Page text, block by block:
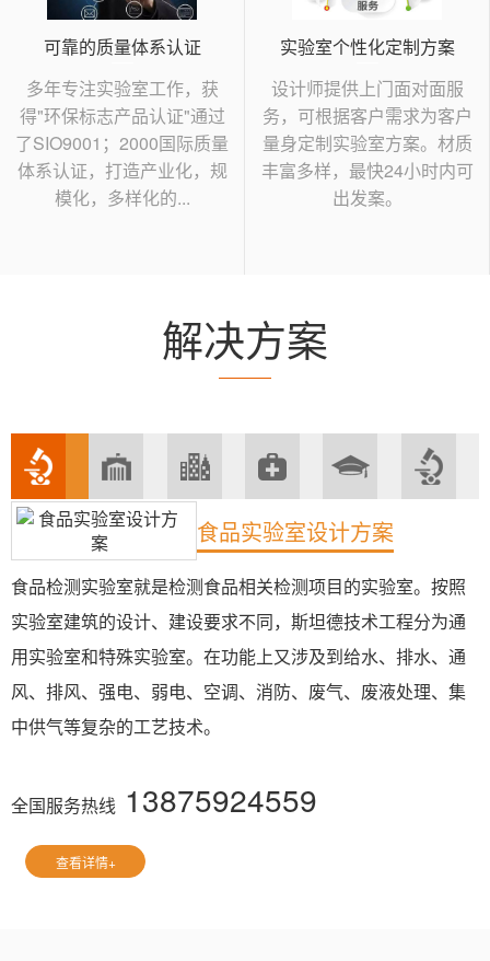
可靠的质量体系认证
多年专注实验室工作，获
得"环保标志产品认证"通过
了SIO9001；2000国际质量
体系认证，打造产业化，规
模化，多样化的...
实验室个性化定制方案
设计师提供上门面对面服
务，可根据客户需求为客户
量身定制实验室方案。材质
丰富多样，最快24小时内可
出发案。
解决方案
食品实验室设计方案
食品检测实验室就是检测食品相关检测项目的实验室。按照
实验室建筑的设计、建设要求不同，斯坦德技术工程分为通
用实验室和特殊实验室。在功能上又涉及到给水、排水、通
风、排风、强电、弱电、空调、消防、废气、废液处理、集
中供气等复杂的工艺技术。
全国服务热线 13875924559
查看详情+